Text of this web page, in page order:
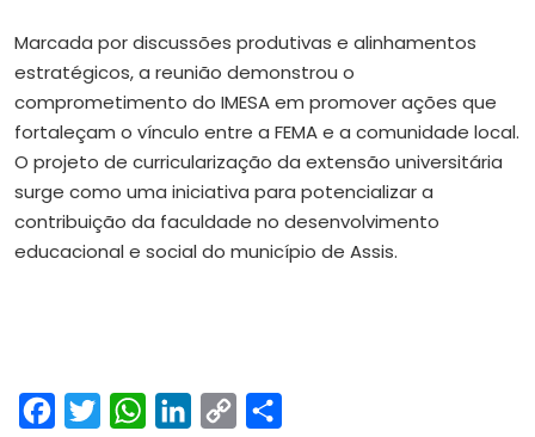
Marcada por discussões produtivas e alinhamentos
estratégicos, a reunião demonstrou o
comprometimento do IMESA em promover ações que
fortaleçam o vínculo entre a FEMA e a comunidade local.
O projeto de curricularização da extensão universitária
surge como uma iniciativa para potencializar a
contribuição da faculdade no desenvolvimento
educacional e social do município de Assis.
FacebookTwitterWhatsAppLinkedIn
Copy